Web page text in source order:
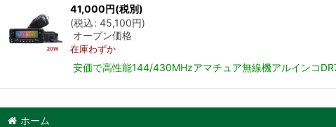
41,000円(税別)
(税込: 45,100円)
オープン価格
在庫わずか
安価で高性能144/430MHzアマチュア無線機アルインコ
ホーム